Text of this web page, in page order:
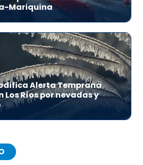
Mariquina
Alerta Temprana
Los Ríos por nevadas y